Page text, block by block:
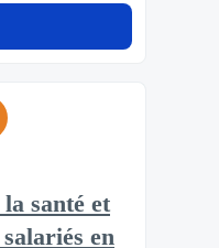
santé et
en